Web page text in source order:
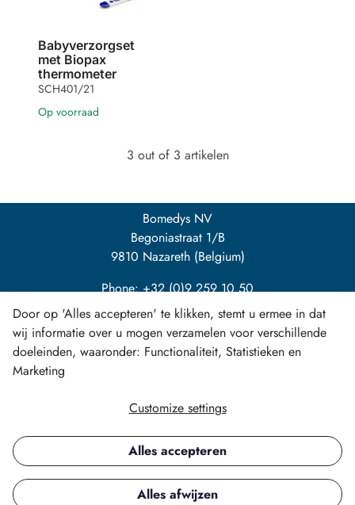
Babyverzorgset
met Biopax
thermometer
SCH401/21
Op voorraad
3 out of 3 artikelen
Bomedys NV
Begoniastraat 1/B
9810 Nazareth (Belgium)
Phone: +32 (0)9 259 10 50
info@bomedys.be
Copyright ©
All rights reserved.
Door op 'Alles accepteren' te klikken, stemt u ermee in dat
wij informatie over u mogen verzamelen voor verschillende
doeleinden, waaronder: Functionaliteit, Statistieken en
Marketing
Customize settings
Alles accepteren
Alles afwijzen